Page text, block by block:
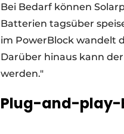
Bei Bedarf können
Batterien tagsüber
im PowerBlock wandelt
Darüber hinaus kann
werden."
Plug-and-play-